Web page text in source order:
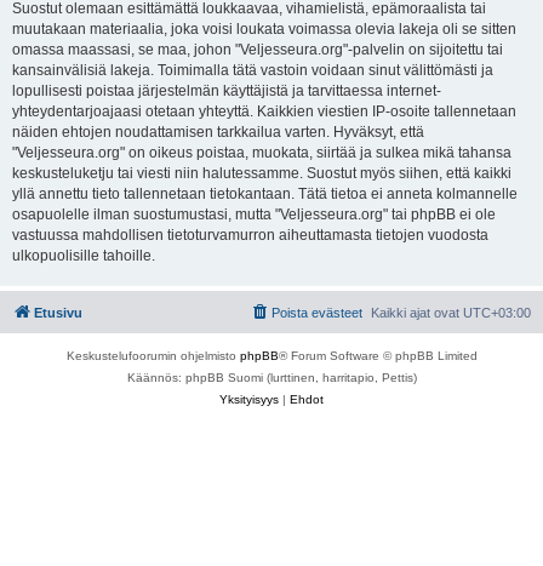
Suostut olemaan esittämättä loukkaavaa, vihamielistä, epämoraalista tai
muutakaan materiaalia, joka voisi loukata voimassa olevia lakeja oli se sitten
omassa maassasi, se maa, johon "Veljesseura.org"-palvelin on sijoitettu tai
kansainvälisiä lakeja. Toimimalla tätä vastoin voidaan sinut välittömästi ja
lopullisesti poistaa järjestelmän käyttäjistä ja tarvittaessa internet-
yhteydentarjoajaasi otetaan yhteyttä. Kaikkien viestien IP-osoite tallennetaan
näiden ehtojen noudattamisen tarkkailua varten. Hyväksyt, että
"Veljesseura.org" on oikeus poistaa, muokata, siirtää ja sulkea mikä tahansa
keskusteluketju tai viesti niin halutessamme. Suostut myös siihen, että kaikki
yllä annettu tieto tallennetaan tietokantaan. Tätä tietoa ei anneta kolmannelle
osapuolelle ilman suostumustasi, mutta "Veljesseura.org" tai phpBB ei ole
vastuussa mahdollisen tietoturvamurron aiheuttamasta tietojen vuodosta
ulkopuolisille tahoille.
Etusivu Kaikki ajat ovat UTC+03:00
Poista evästeet
Keskustelufoorumin ohjelmisto phpBB® Forum Software © phpBB Limited
Käännös: phpBB Suomi (lurttinen, harritapio, Pettis)
Yksityisyys | Ehdot